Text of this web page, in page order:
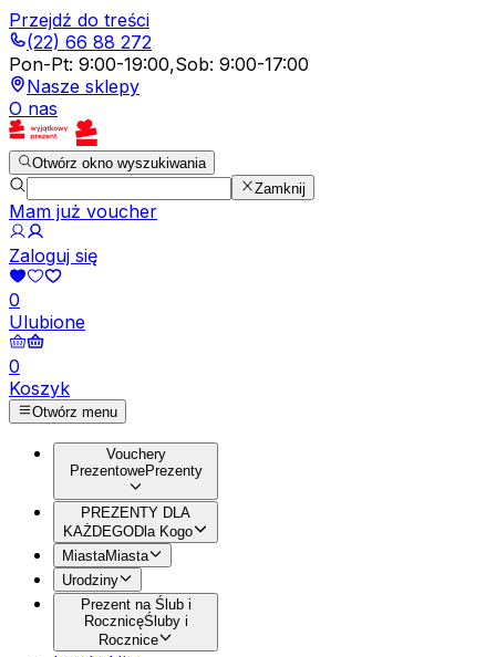
Przejdź do treści
(22) 66 88 272
Pon-Pt: 9:00-19:00,Sob: 9:00-17:00
Nasze sklepy
O nas
Otwórz okno wyszukiwania
Zamknij
Mam już voucher
Zaloguj się
0
Ulubione
0
Koszyk
Otwórz menu
Vouchery
PrezentowePrezenty
PREZENTY DLA
KAŻDEGODla Kogo
MiastaMiasta
Urodziny
Prezent na Ślub i
RocznicęŚluby i
Rocznice